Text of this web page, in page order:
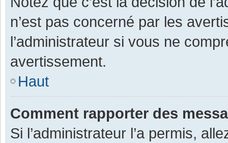
n’est pas concerné par les
l’administrateur si vous ne
avertissement.
Haut
Comment rapporter des
Si l’administrateur l’a permis,